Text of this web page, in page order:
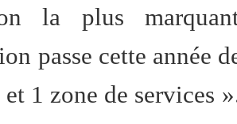
la plus
passe cette année
et 1 zone de services